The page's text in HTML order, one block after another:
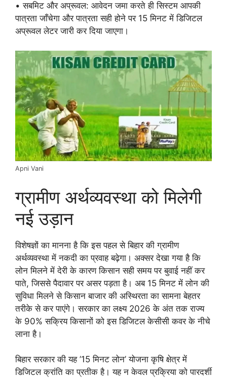
• सबमिट और अप्रूवल: आवेदन जमा करते ही सिस्टम आपकी
पात्रता जाँचेगा और पात्रता सही होने पर 15 मिनट में डिजिटल
अप्रूवल लेटर जारी कर दिया जाएगा।
Apni Vani
ग्रामीण अर्थव्यवस्था को मिलेगी
नई उड़ान
विशेषज्ञों का मानना है कि इस पहल से बिहार की ग्रामीण
अर्थव्यवस्था में नकदी का प्रवाह बढ़ेगा। अक्सर देखा गया है कि
लोन मिलने में देरी के कारण किसान सही समय पर बुवाई नहीं कर
पाते, जिससे पैदावार पर असर पड़ता है। अब 15 मिनट में लोन की
सुविधा मिलने से किसान बाजार की अस्थिरता का सामना बेहतर
तरीके से कर पाएंगे। सरकार का लक्ष्य 2026 के अंत तक राज्य
के 90% सक्रिय किसानों को इस डिजिटल केसीसी कवर के नीचे
लाना है।
बिहार सरकार की यह ’15 मिनट लोन’ योजना कृषि क्षेत्र में
डिजिटल क्रांति का प्रतीक है। यह न केवल प्रक्रिया को पारदर्शी